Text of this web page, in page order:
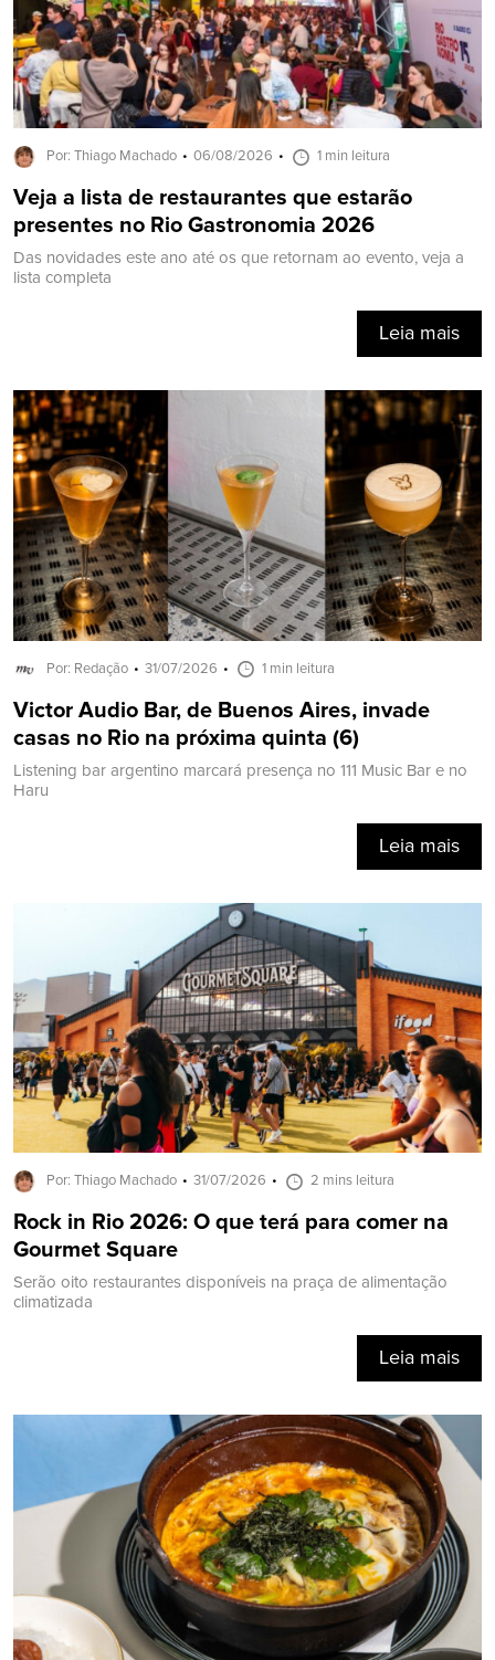
Por: Thiago Machado 06/08/2026 1 min leitura
Veja a lista de restaurantes que estarão
presentes no Rio Gastronomia 2026
Das novidades este ano até os que retornam ao evento, veja a
lista completa
Leia mais
Por: Redação 31/07/2026 1 min leitura
Victor Audio Bar, de Buenos Aires, invade
casas no Rio na próxima quinta (6)
Listening bar argentino marcará presença no 111 Music Bar e no
Haru
Leia mais
Por: Thiago Machado 31/07/2026 2 mins leitura
Rock in Rio 2026: O que terá para comer na
Gourmet Square
Serão oito restaurantes disponíveis na praça de alimentação
climatizada
Leia mais